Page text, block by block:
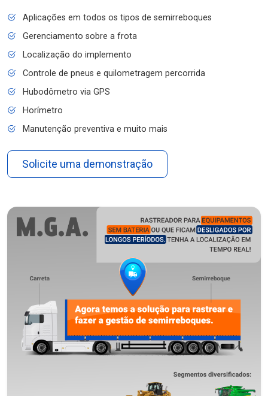
Aplicações em todos os tipos de semirreboques
Gerenciamento sobre a frota
Localização do implemento
Controle de pneus e quilometragem percorrida
Hubodômetro via GPS
Horímetro
Manutenção preventiva e muito mais
Solicite uma demonstração